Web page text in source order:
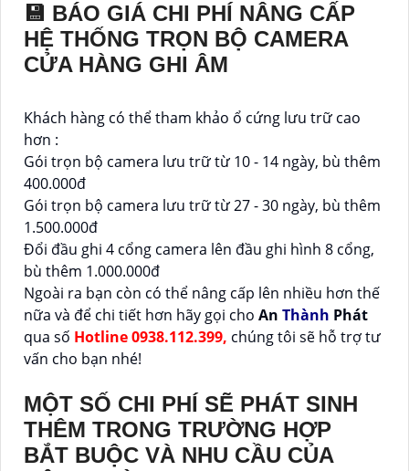
💾 BÁO GIÁ CHI PHÍ NÂNG CẤP
HỆ THỐNG TRỌN BỘ CAMERA
CỬA HÀNG GHI ÂM
Khách hàng có thể tham khảo ổ cứng lưu trữ cao
hơn :
Gói trọn bộ camera lưu trữ từ 10 - 14 ngày, bù thêm
400.000đ
Gói trọn bộ camera lưu trữ từ 27 - 30 ngày, bù thêm
1.500.000đ
Đổi đầu ghi 4 cổng camera lên đầu ghi hình 8 cổng,
bù thêm 1.000.000đ
Ngoài ra bạn còn có thể nâng cấp lên nhiều hơn thế
nữa và để chi tiết hơn hãy gọi cho An Thành Phát
qua số Hotline 0938.112.399, chúng tôi sẽ hỗ trợ tư
vấn cho bạn nhé!
MỘT SỐ CHI PHÍ SẼ PHÁT SINH
THÊM TRONG TRƯỜNG HỢP
BẮT BUỘC VÀ NHU CẦU CỦA